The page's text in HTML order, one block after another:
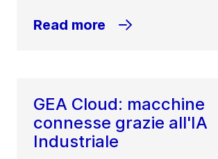
Read more
GEA Cloud: macchine
connesse grazie all'IA
Industriale